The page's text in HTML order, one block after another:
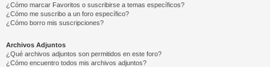
¿Cómo marcar Favoritos o suscribirse a temas específicos?
¿Cómo me suscribo a un foro específico?
¿Cómo borro mis suscripciones?
Archivos Adjuntos
¿Qué archivos adjuntos son permitidos en este foro?
¿Cómo encuentro todos mis archivos adjuntos?